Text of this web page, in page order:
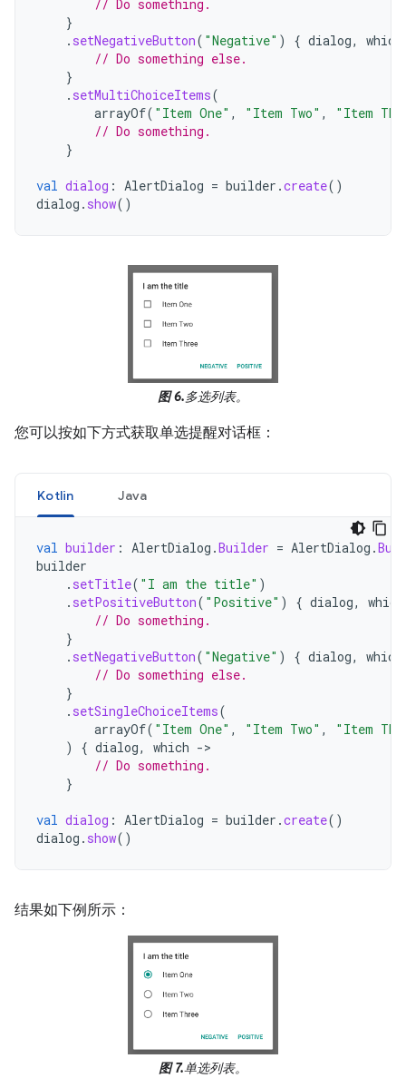
// Do something.
}
. setNegativeButton( "Negative" ) { dialog,
which
// Do something else.
}
. setMultiChoiceItems(
arrayOf( "Item One" , "Item Two" ,
"Item
// Do something.
}
val dialog : AlertDialog = builder .create()
dialog . show()
图 6.多选列表。
您可以按如下方式获取单选提醒对话框：
Kotlin Java
val builder : AlertDialog .Builder = AlertDialog .
builder
. setTitle( "I am the title" )
. setPositiveButton( "Positive" ) { dialog,
which
// Do something.
}
. setNegativeButton( "Negative" ) { dialog,
which
// Do something else.
}
. setSingleChoiceItems(
arrayOf( "Item One" , "Item Two" ,
"Item
)
{ dialog, which -
// Do something.
}
val dialog : AlertDialog = builder .create()
dialog . show()
结果如下例所示：
图 7.单选列表。